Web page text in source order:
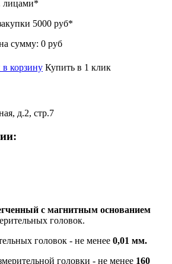
лицами*
5000 руб*
сумму: 0 руб
корзину Купить в 1 клик
д.2, стр.7
с магнитным основанием
головок.
головок - не менее 0,01 мм.
головки - не менее 160